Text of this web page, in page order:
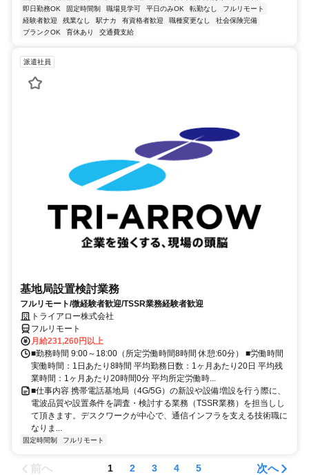
即日勤務OK
固定時間制 職場見学可 平日のみOK 転勤なし
フルリモート
経験者歓迎
残業なし 駅ナカ 有資格者歓迎 職種変更なし
社会保険完備
ブランクOK
育休あり 交通費支給
派遣社員
基地局設置検討業務
フルリモート/微経験者歓迎/TSSR業務経験者歓迎
トライアロー株式会社
フルリモート
月給231,260円以上
■勤務時間 9:00～18:00（所定労働時間8時間 休憩:60分） ■労働時間
実働時間：1日あたり8時間 平均勤務日数：1ヶ月あたり20日 平均残
業時間：1ヶ月あたり20時間0分 平均所定労働時...
■仕事内容 携帯電話基地局（4G/5G）の新設や設備増設を行う際に、
電波品質や設置条件を調査・検討する業務（TSSR業務）を担当しし
て頂きます。デスクワークが中心で、通信インフラを支える技術職に
なりま...
固定時間制 フルリモート
前へ 1 2 3 4 5 次へ